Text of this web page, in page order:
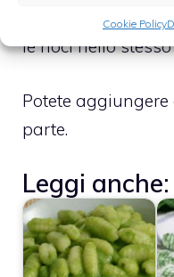
Cookie Policy
fuso che avrete
le noci nello
Potete
parte.
Leggi anche: